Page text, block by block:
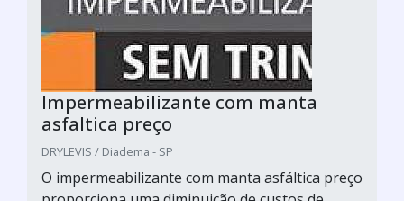
Impermeabilizante com manta
asfaltica preço
DRYLEVIS / Diadema - SP
O impermeabilizante com manta asfáltica preço